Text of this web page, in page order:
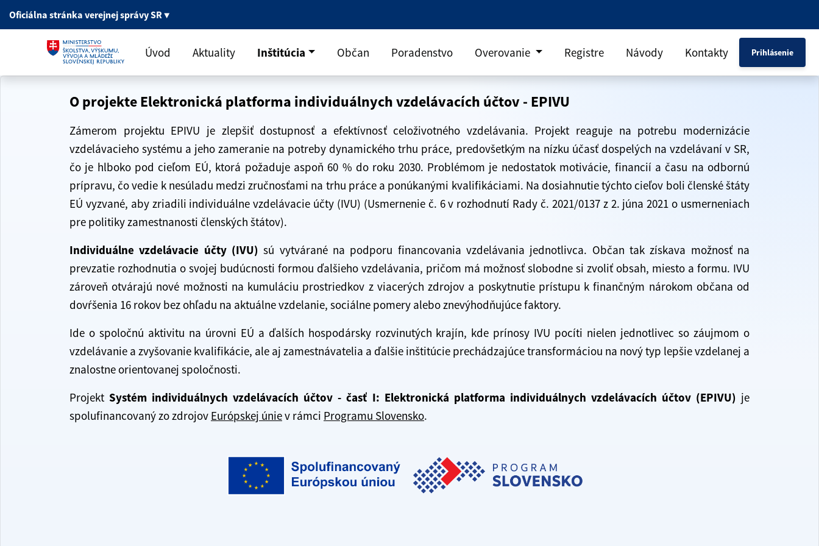
Oficiálna stránka verejnej správy SR▼
Úvod Aktuality Inštitúcia Občan Poradenstvo Overovanie Registre Návody Kontakty Prihlásenie
O projekte Elektronická platforma individuálnych vzdelávacích účtov - EPIVU
Zámerom projektu EPIVU je zlepšiť dostupnosť a efektívnosť celoživotného vzdelávania. Projekt reaguje na potrebu modernizácie
vzdelávacieho systému a jeho zameranie na potreby dynamického trhu práce, predovšetkým na nízku účasť dospelých na vzdelávaní v SR,
čo je hlboko pod cieľom EÚ, ktorá požaduje aspoň 60 % do roku 2030. Problémom je nedostatok motivácie, financií a času na odbornú
prípravu, čo vedie k nesúladu medzi zručnosťami na trhu práce a ponúkanými kvalifikáciami. Na dosiahnutie týchto cieľov boli členské štáty
EÚ vyzvané, aby zriadili individuálne vzdelávacie účty (IVU) (Usmernenie č. 6 v rozhodnutí Rady č. 2021/0137 z 2. júna 2021 o usmerneniach
pre politiky zamestnanosti členských štátov).
Individuálne vzdelávacie účty (IVU) sú vytvárané na podporu financovania vzdelávania jednotlivca. Občan tak získava možnosť na
prevzatie rozhodnutia o svojej budúcnosti formou ďalšieho vzdelávania, pričom má možnosť slobodne si zvoliť obsah, miesto a formu. IVU
zároveň otvárajú nové možnosti na kumuláciu prostriedkov z viacerých zdrojov a poskytnutie prístupu k finančným nárokom občana od
dovŕšenia 16 rokov bez ohľadu na aktuálne vzdelanie, sociálne pomery alebo znevýhodňujúce faktory.
Ide o spoločnú aktivitu na úrovni EÚ a ďalších hospodársky rozvinutých krajín, kde prínosy IVU pocíti nielen jednotlivec so záujmom o
vzdelávanie a zvyšovanie kvalifikácie, ale aj zamestnávatelia a ďalšie inštitúcie prechádzajúce transformáciou na nový typ lepšie vzdelanej a
znalostne orientovanej spoločnosti.
Projekt Systém individuálnych vzdelávacích účtov - časť I: Elektronická platforma individuálnych vzdelávacích účtov (EPIVU) je
spolufinancovaný zo zdrojov Európskej úniev rámci Programu Slovensko.